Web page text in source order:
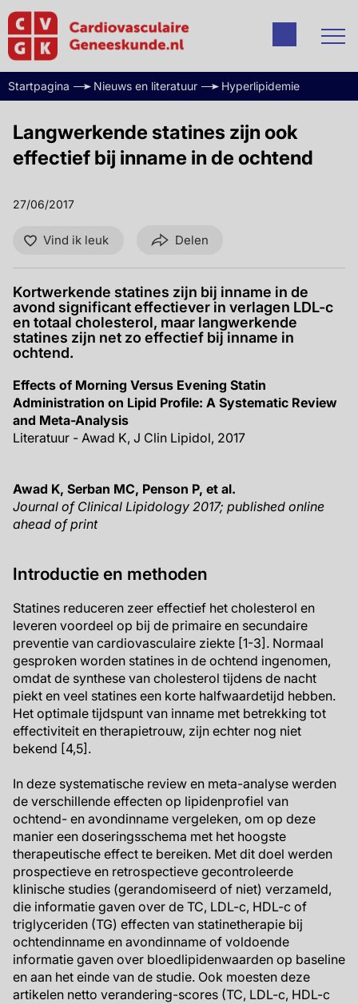
Startpagina Nieuws en literatuur Hyperlipidemie
Langwerkende statines zijn ook
effectief bij inname in de ochtend
27/06/2017
Vind ik leuk Delen
Kortwerkende statines zijn bij inname in de
avond significant effectiever in verlagen LDL-c
en totaal cholesterol, maar langwerkende
statines zijn net zo effectief bij inname in
ochtend.
Effects of Morning Versus Evening Statin
Administration on Lipid Profile: A Systematic Review
and Meta-Analysis
Literatuur - Awad K, J Clin Lipidol, 2017
Awad K, Serban MC, Penson P, et al.
Journal of Clinical Lipidology 2017; published online
ahead of print
Introductie en methoden
Statines reduceren zeer effectief het cholesterol en
leveren voordeel op bij de primaire en secundaire
preventie van cardiovasculaire ziekte [1-3]. Normaal
gesproken worden statines in de ochtend ingenomen,
omdat de synthese van cholesterol tijdens de nacht
piekt en veel statines een korte halfwaardetijd hebben.
Het optimale tijdspunt van inname met betrekking tot
effectiviteit en therapietrouw, zijn echter nog niet
bekend [4,5].
In deze systematische review en meta-analyse werden
de verschillende effecten op lipidenprofiel van
ochtend- en avondinname vergeleken, om op deze
manier een doseringsschema met het hoogste
therapeutische effect te bereiken. Met dit doel werden
prospectieve en retrospectieve gecontroleerde
klinische studies (gerandomiseerd of niet) verzameld,
die informatie gaven over de TC, LDL-c, HDL-c of
triglyceriden (TG) effecten van statinetherapie bij
ochtendinname en avondinname of voldoende
informatie gaven over bloedlipidenwaarden op baseline
en aan het einde van de studie. Ook moesten deze
artikelen netto verandering-scores (TC, LDL-c, HDL-c